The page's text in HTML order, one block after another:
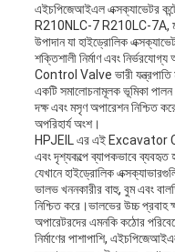
এইচপিজেআইএল এক্সক্যাভেটর
R210NLC-7 R210LC-7A,
উপাদান যা হাইড্রোলিক
শক্তিশালী নির্মাণ এবং
Control Valve ভারী যন্ত্রপাতি
একটি সমালোচনামূলক ভূমিকা
দক্ষ এবং মসৃণ অপারেশন নিশ্চিত
অপরিহার্য অংশ।
HPJEIL এর এই Excavator
এবং দৃশ্যকল্পে ব্যাপকভাবে ব্যবহৃত হয়
যেখানে হাইড্রোলিক
ভালভ খননকারীর বাহু, বুম এবং
নিশ্চিত করে।ভালভের উচ্চ প্রবাহ
অপারেটরদের এমনকি কঠোর
নির্মাণের পাশাপাশি,